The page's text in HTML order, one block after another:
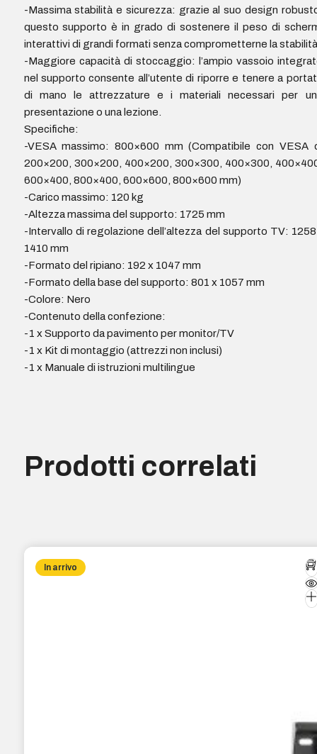
-Massima stabilità e sicurezza: grazie al suo design
questo supporto è in grado di sostenere il peso di
interattivi di grandi formati senza comprometterne la
-Maggiore capacità di stoccaggio: l’ampio vassoio
nel supporto consente all’utente di riporre e tenere a
di mano le attrezzature e i materiali necessari per
presentazione o una lezione.
Specifiche:
-VESA massimo: 800×600 mm (Compatibile con VESA
200×200, 300×200, 400×200, 300×300, 400×300,
600×400, 800×400, 600×600, 800×600 mm)
-Carico massimo: 120 kg
-Altezza massima del supporto: 1725 mm
-Intervallo di regolazione dell’altezza del supporto TV:
1410 mm
-Formato del ripiano: 192 x 1047 mm
-Formato della base del supporto: 801 x 1057 mm
-Colore: Nero
-Contenuto della confezione:
-1 x Supporto da pavimento per monitor/TV
-1 x Kit di montaggio (attrezzi non inclusi)
-1 x Manuale di istruzioni multilingue
Prodotti correlati
In arrivo